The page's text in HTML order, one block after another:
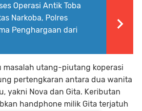
Operasi Antik Toba
Narkoba, Polres
Penghargaan dari
masalah utang-piutang koperasi
pertengkaran antara dua wanita
yakni Nova dan Gita. Keributan
handphone milik Gita terjatuh